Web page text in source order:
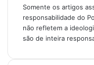
Somente os artigos
responsabilidade do
não refletem a
são de inteira